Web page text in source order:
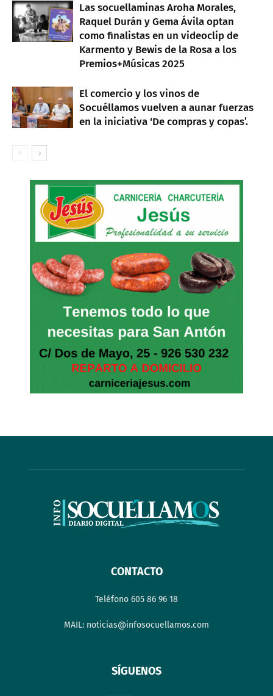
Las socuellaminas Aroha Morales,
Raquel Durán y Gema Ávila optan
como finalistas en un videoclip de
Karmento y Bewis de la Rosa a los
Premios+Músicas 2025
El comercio y los vinos de
Socuéllamos vuelven a aunar fuerzas
en la iniciativa ‘De compras y copas’.
CONTACTO
Teléfono 605 86 96 18
MAIL: noticias@infosocuellamos.com
SÍGUENOS